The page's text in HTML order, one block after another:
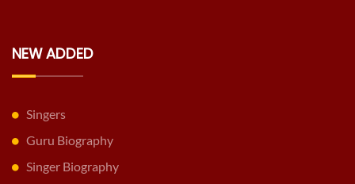
NEW ADDED
Singers
Guru Biography
Singer Biography